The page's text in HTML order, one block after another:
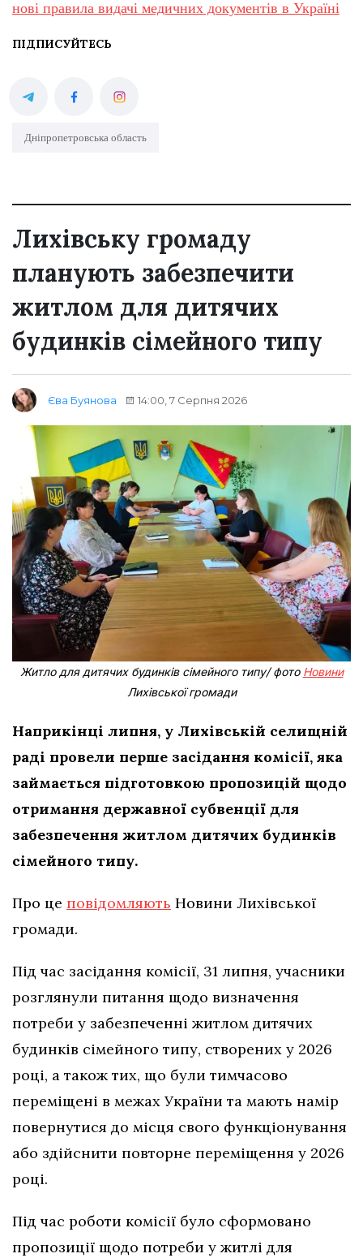
нові правила видачі медичних документів в Україні
ПІДПИСУЙТЕСЬ
Дніпропетровська область
Лихівську громаду
планують забезпечити
житлом для дитячих
будинків сімейного типу
Єва Буянова 14:00, 7 Серпня 2026
Житло для дитячих будинків сімейного типу/ фото Новини
Лихівської громади
Наприкінці липня, у Лихівській селищній
раді провели перше засідання комісії, яка
займається підготовкою пропозицій щодо
отримання державної субвенції для
забезпечення житлом дитячих будинків
сімейного типу.
Про це повідомляють Новини Лихівської
громади.
Під час засідання комісії, 31 липня, учасники
розглянули питання щодо визначення
потреби у забезпеченні житлом дитячих
будинків сімейного типу, створених у 2026
році, а також тих, що були тимчасово
переміщені в межах України та мають намір
повернутися до місця свого функціонування
або здійснити повторне переміщення у 2026
році.
Під час роботи комісії було сформовано
пропозиції щодо потреби у житлі для